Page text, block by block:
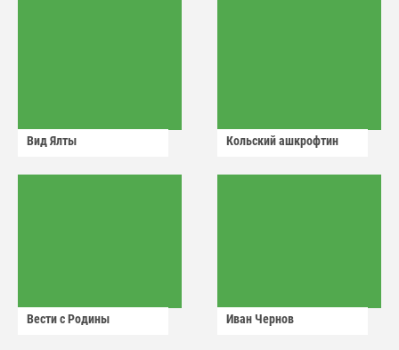
Вид Ялты Кольский ашкрофтин
Вести с Родины Иван Чернов